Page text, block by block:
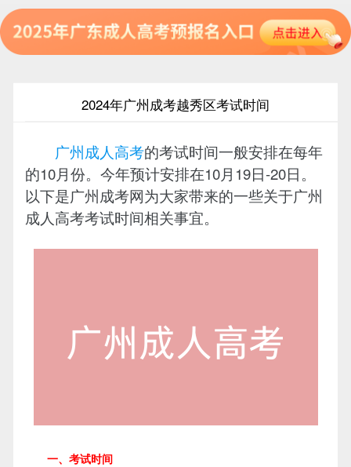
2024年广州成考越秀区考试时间
广州成人高考的考试时间一般安排在每年
的10月份。今年预计安排在10月19日-20日。
以下是广州成考网为大家带来的一些关于广州
成人高考考试时间相关事宜。
一、考试时间